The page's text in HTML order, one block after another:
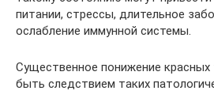
питании, стрессы, длительное
ослабление иммунной системы.
Существенное понижение
быть следствием таких